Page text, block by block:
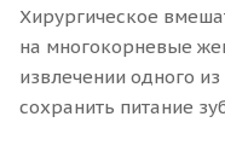
Хирургическое
на многокорневые
извлечении одного
сохранить питание